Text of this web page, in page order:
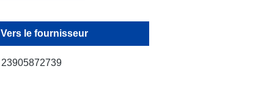
Vers le fournisseur
23905872739